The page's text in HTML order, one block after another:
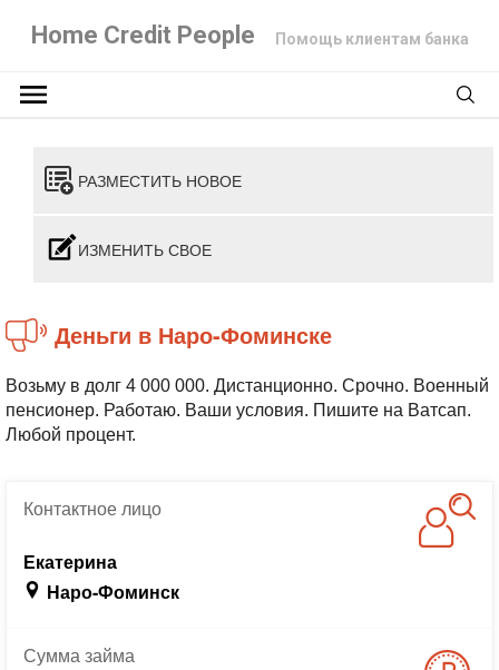
Home Credit People Помощь клиентам банка
РАЗМЕСТИТЬ НОВОЕ
ИЗМЕНИТЬ СВОЕ
Деньги в Наро-Фоминске
Возьму в долг 4 000 000. Дистанционно. Срочно. Военный
пенсионер. Работаю. Ваши условия. Пишите на Ватсап.
Любой процент.
Контактноелицо
Екатерина
Наро-Фоминск
Суммазайма